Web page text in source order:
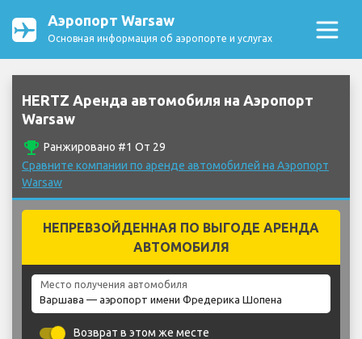
Аэропорт Warsaw
Основная информация об аэропорте и услугах
HERTZ Аренда автомобиля на Аэропорт
Warsaw
emoji_events Ранжировано #1 От 29
Сравните компании по аренде автомобилей на Аэропорт
Warsaw
НЕПРЕВЗОЙДЕННАЯ ПО ВЫГОДЕ АРЕНДА
АВТОМОБИЛЯ
Место получения автомобиля
Возврат в этом же месте